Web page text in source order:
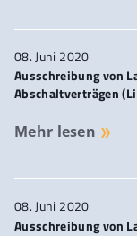
08. Juni 2020
Ausschreibung von
Abschaltverträgen
Mehr lesen
08. Juni 2020
Ausschreibung von